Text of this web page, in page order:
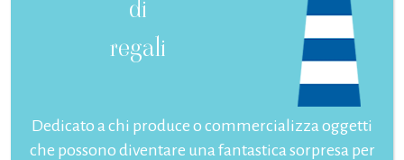
di
regali
Dedicato a chi produce o commercializza oggetti
che possono diventare una fantastica sorpresa per